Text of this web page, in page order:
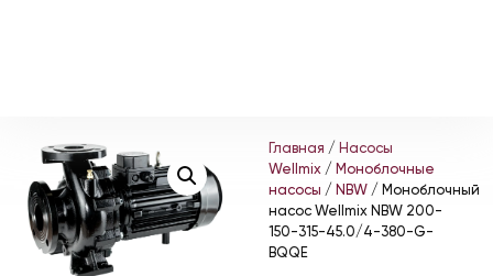
Главная / Насосы
Wellmix / Моноблочные
насосы / NBW / Моноблочный
насос Wellmix NBW 200-
150-315-45.0/4-380-G-
BQQE